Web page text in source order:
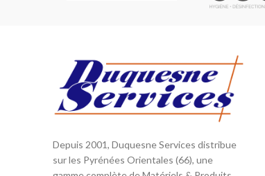
Depuis 2001, Duquesne Services distribue
sur les Pyrénées Orientales (66), une